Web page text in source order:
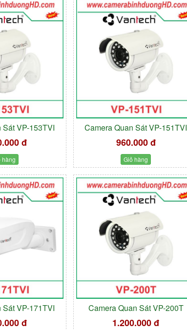
VP-153TVI
đ
hàng
Camera Quan Sát VP-151TVI
960.000 đ
Giỏ hàng
VP-171TVI
đ
Camera Quan Sát VP-200T
1.200.000 đ